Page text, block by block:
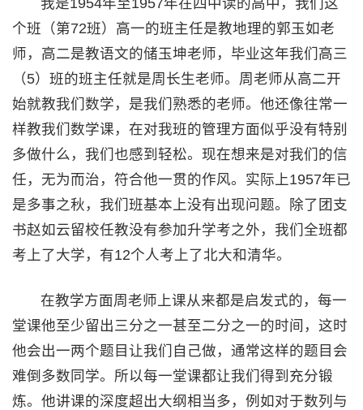
个班（第72班）高一的班主任是教地理的郭玉如老
师，高二是教语文的储玉坤老师，毕业这年我们高三
（5）班的班主任就是周长生老师。周老师从高二开
始就教我们数学，是我们熟悉的老师。他还像往常一
样教我们数学课，在对我班的管理方面似乎没有特别
多做什么，我们也感到轻松。现在想来是对我们的信
任，无为而治，符合他一贯的作风。实际上1957年已
是多事之秋，我们班基本上没有出现问题。除了团支
书赵如云留校任教没有参加升学考之外，我们全班都
考上了大学，有12个人考上了北大和清华。
在教学方面周老师上课从来都是启发式的，每一
堂课他至少留出三分之一甚至二分之一的时间，这时
他会出一两个题目让我们自己做，通常这样的题目会
难倒多数同学。所以每一堂课都让我们得到充分锻
炼。他讲课的深度超出大纲相当多，例如对于数列与